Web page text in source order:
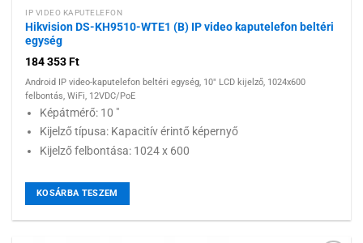
IP VIDEO KAPUTELEFON
Hikvision DS-KH9510-WTE1 (B) IP video kaputelefon beltéri
egység
184 353Ft
Android IP video-kaputelefon beltéri egység, 10" LCD kijelző, 1024x600
felbontás, WiFi, 12VDC/PoE
Képátmérő: 10 "
Kijelző típusa: Kapacitív érintő képernyő
Kijelző felbontása: 1024 x 600
KOSÁRBA TESZEM